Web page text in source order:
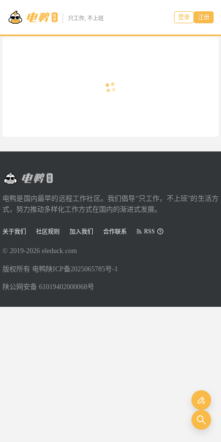
只工作, 不上班 登录 注册
电鸭是国内最早的远程工作社区。我们倡导“只工作，不上班”的生活方
式，努力推动多样化工作方式在国内的渐进式发展。
关于我们 社区规则 加入我们 合作联系 RSS
© 2019-2026 eleduck.com
版权所有 电鸭 陕ICP备2025065785号-1
陕公网安备 61019402000068号